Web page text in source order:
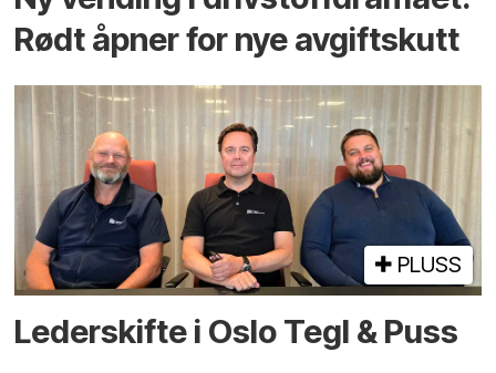
Rødt åpner for nye avgiftskutt
PLUSS
Lederskifte i Oslo Tegl & Puss